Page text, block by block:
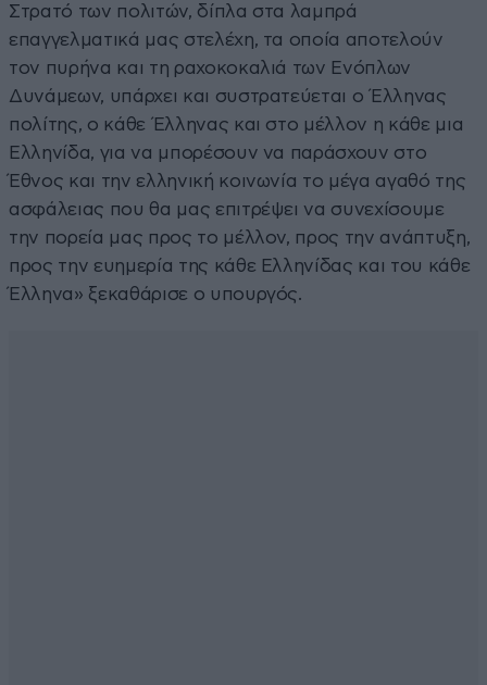
Στρατό των πολιτών, δίπλα στα λαμπρά
επαγγελματικά μας στελέχη, τα οποία αποτελούν
τον πυρήνα και τη ραχοκοκαλιά των Ενόπλων
Δυνάμεων, υπάρχει και συστρατεύεται ο Έλληνας
πολίτης, ο κάθε Έλληνας και στο μέλλον η κάθε μια
Ελληνίδα, για να μπορέσουν να παράσχουν στο
Έθνος και την ελληνική κοινωνία το μέγα αγαθό της
ασφάλειας που θα μας επιτρέψει να συνεχίσουμε
την πορεία μας προς το μέλλον, προς την ανάπτυξη,
προς την ευημερία της κάθε Ελληνίδας και του κάθε
Έλληνα» ξεκαθάρισε ο υπουργός.